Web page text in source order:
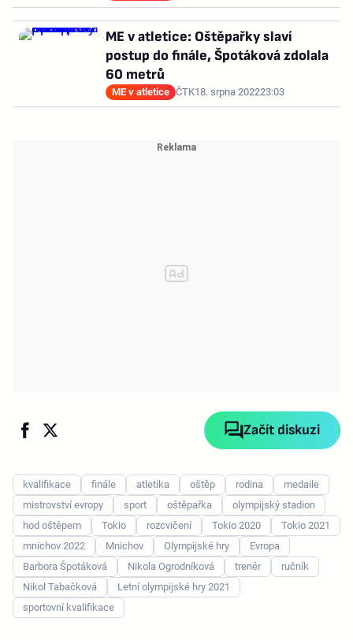
ME v atletice: Oštěpařky slaví
postup do finále, Špotáková zdolala
60 metrů
ME v atletice ČTK18. srpna 202223:03
Začít diskuzi
kvalifikace finále atletika oštěp rodina
medaile
mistrovství evropy
sport oštěpařka
olympijský stadion
hod oštěpem
Tokio rozcvičení Tokio 2020
Tokio 2021
mnichov 2022
Mnichov Olympijské hry
Evropa
Barbora Špotáková
Nikola Ogrodníková trenér
ručník
Nikol Tabačková
Letní olympijské hry 2021
sportovní kvalifikace